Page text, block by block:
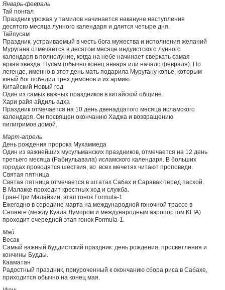
Январь-февраль
Тай понгал
Праздник урожая у тамилов начинается накануне наступления
десятого месяца лунного календаря и длится четыре дня.
Тайпусам
Праздник, устраиваемый в честь бога мужества и исполнения желаний
Муругана отмечается в десятом месяце индуистского лунного
календаря в полнолуние, когда на небе начинает сверкать самая
яркая звезда, Пусам (обычно конец января или начало февраля). По
легенде, именно в этот день мать подарила Муругану копье, которым
юный бог победил трех демонов и их армию.
Китайский Новый год
Один из самых важных праздников в китайской общине.
Хари райя айдиль адха
Праздник отмечается на 10 день двенадцатого месяца исламского
календаря. Он посвящен окончанию Хаджа и возвращению
пилигримов домой.
Март-апрель
День рождения пророка Мухаммеда
Один из важнейших мусульманских праздников, отмечается на 12 день
третьего месяца (Рабиульавала) исламского календаря. В больших
городах проводятся шествия, во всех мечетях читают проповеди.
Святая пятница
Святая пятница отмечается в штатах Сабах и Саравак перед пасхой.
В Малакке проходит крестных ход и служба.
Гран-При Малайзии, этап гонок Formula-1
Ежегодно в середине марта на международной гоночной трассе в
Сепанге (между Куала Лумпром и международным аэропортом KLIA)
проходит очередной этап гонок Formula-1.
Май
Весак
Самый важный буддистский праздник: день рождения, просветления и
кончины Будды.
Кааматан
Радостный праздник, приуроченный к окончанию сбора риса в Сабахе,
приходится обычно на конец мая.